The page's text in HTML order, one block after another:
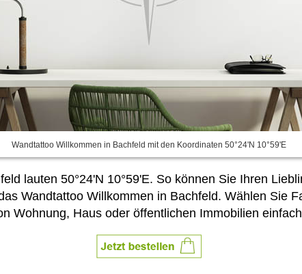
Wandtattoo Willkommen in Bachfeld mit den Koordinaten 50°24'N 10°59'E
lauten 50°24'N 10°59'E. So können Sie Ihren
Wandtattoo Willkommen in Bachfeld. Wählen Sie
Wohnung, Haus oder öffentlichen Immobilien